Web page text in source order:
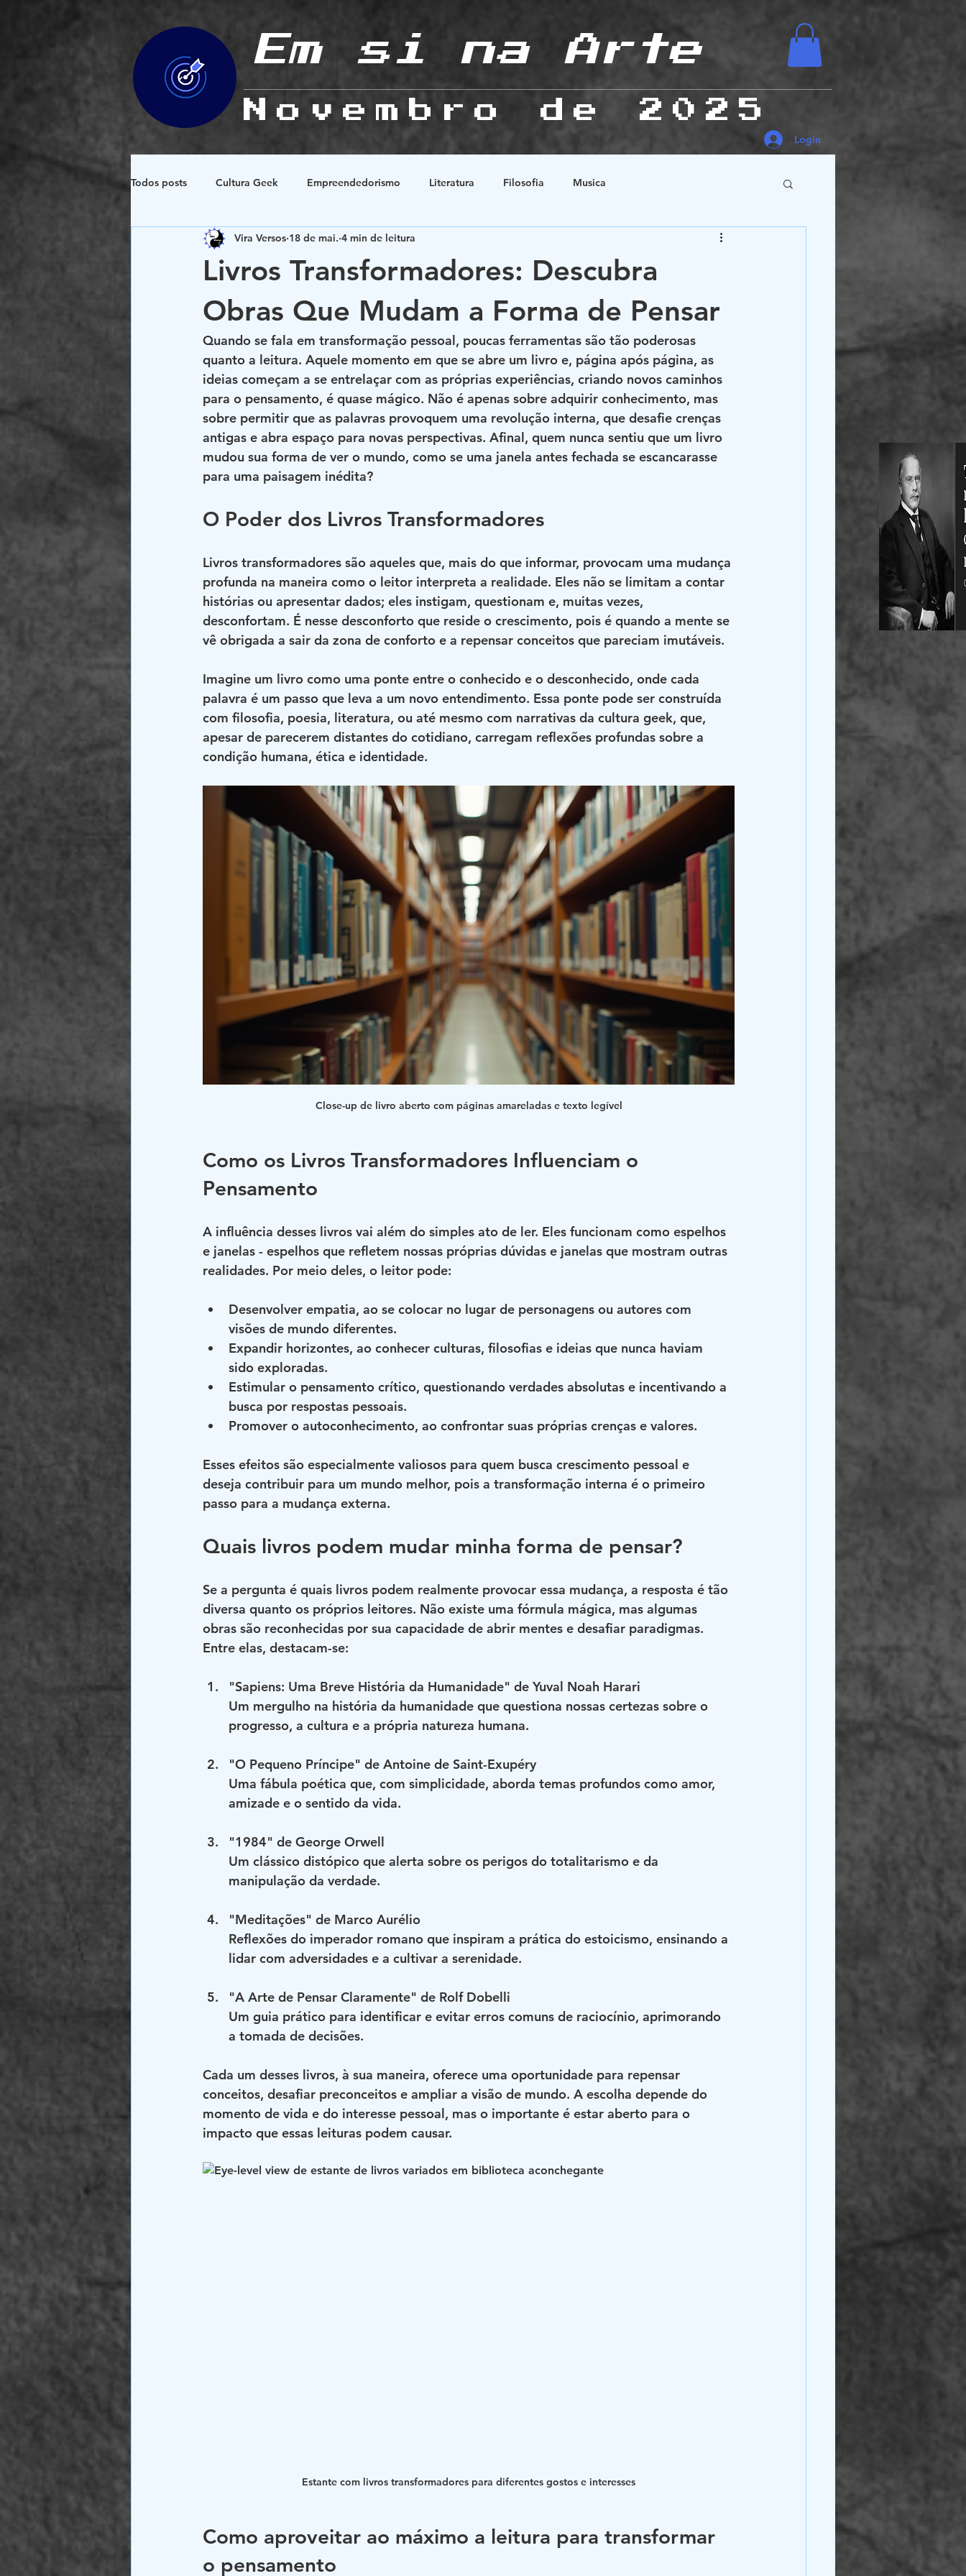
Em si na Arte
Novembro de 2025
Login
Todos posts Cultura Geek Empreendedorismo Literatura Filosofia Musica
Espiritualidade e Esoterismo Natureza História
Design e Simbologias
Livros Transformadores: Descubra
Obras Que Mudam a Forma de Pensar
Vira Versos 18 de mai. 4 min de leitura
Quando se fala em transformação pessoal, poucas ferramentas são tão poderosas
quanto a leitura. Aquele momento em que se abre um livro e, página após página, as
ideias começam a se entrelaçar com as próprias experiências, criando novos caminhos
para o pensamento, é quase mágico. Não é apenas sobre adquirir conhecimento, mas
sobre permitir que as palavras provoquem uma revolução interna, que desafie crenças
antigas e abra espaço para novas perspectivas. Afinal, quem nunca sentiu que um livro
mudou sua forma de ver o mundo, como se uma janela antes fechada se escancarasse
para uma paisagem inédita?
O Poder dos Livros Transformadores
Livros transformadores são aqueles que, mais do que informar, provocam uma mudança
profunda na maneira como o leitor interpreta a realidade. Eles não se limitam a contar
histórias ou apresentar dados; eles instigam, questionam e, muitas vezes,
desconfortam. É nesse desconforto que reside o crescimento, pois é quando a mente se
vê obrigada a sair da zona de conforto e a repensar conceitos que pareciam imutáveis.
Imagine um livro como uma ponte entre o conhecido e o desconhecido, onde cada
palavra é um passo que leva a um novo entendimento. Essa ponte pode ser construída
com filosofia, poesia, literatura, ou até mesmo com narrativas da cultura geek, que,
apesar de parecerem distantes do cotidiano, carregam reflexões profundas sobre a
condição humana, ética e identidade.
Close-up de livro aberto com páginas amareladas e texto legível
Como os Livros Transformadores Influenciam o
Pensamento
A influência desses livros vai além do simples ato de ler. Eles funcionam como espelhos
e janelas - espelhos que refletem nossas próprias dúvidas e janelas que mostram outras
realidades. Por meio deles, o leitor pode:
Desenvolver empatia, ao se colocar no lugar de personagens ou autores com
visões de mundo diferentes.
Expandir horizontes, ao conhecer culturas, filosofias e ideias que nunca haviam
sido exploradas.
Estimular o pensamento crítico, questionando verdades absolutas e incentivando a
busca por respostas pessoais.
Promover o autoconhecimento, ao confrontar suas próprias crenças e valores.
Esses efeitos são especialmente valiosos para quem busca crescimento pessoal e
deseja contribuir para um mundo melhor, pois a transformação interna é o primeiro
passo para a mudança externa.
Quais livros podem mudar minha forma de pensar?
Se a pergunta é quais livros podem realmente provocar essa mudança, a resposta é tão
diversa quanto os próprios leitores. Não existe uma fórmula mágica, mas algumas
obras são reconhecidas por sua capacidade de abrir mentes e desafiar paradigmas.
Entre elas, destacam-se:
"Sapiens: Uma Breve História da Humanidade" de Yuval Noah Harari
Um mergulho na história da humanidade que questiona nossas certezas sobre o
progresso, a cultura e a própria natureza humana.
"O Pequeno Príncipe" de Antoine de Saint-Exupéry
Uma fábula poética que, com simplicidade, aborda temas profundos como amor,
amizade e o sentido da vida.
"1984" de George Orwell
Um clássico distópico que alerta sobre os perigos do totalitarismo e da
manipulação da verdade.
"Meditações" de Marco Aurélio
Reflexões do imperador romano que inspiram a prática do estoicismo, ensinando a
lidar com adversidades e a cultivar a serenidade.
"A Arte de Pensar Claramente" de Rolf Dobelli
Um guia prático para identificar e evitar erros comuns de raciocínio, aprimorando
a tomada de decisões.
Cada um desses livros, à sua maneira, oferece uma oportunidade para repensar
conceitos, desafiar preconceitos e ampliar a visão de mundo. A escolha depende do
momento de vida e do interesse pessoal, mas o importante é estar aberto para o
impacto que essas leituras podem causar.
Estante com livros transformadores para diferentes gostos e interesses
Como aproveitar ao máximo a leitura para transformar
o pensamento